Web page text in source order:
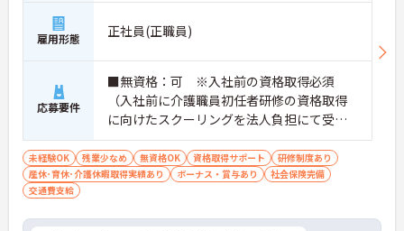
雇用形態 正社員(正職員)
応募要件
■無資格：可 ※入社前の資格取得必須
（入社前に介護職員初任者研修の資格取得
に向けたスクーリングを法人負担にて受講
していただきます。） ■実務経験：不問
未経験OK 残業少なめ 無資格OK 資格取得サポート
研修制度あり
産休･育休･介護休暇取得実績あり
ボーナス・賞与あり
社会保険完備
交通費支給